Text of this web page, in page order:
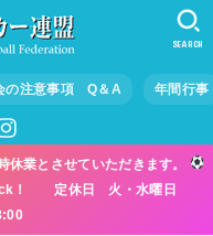
の注意事項 Q＆A 年間行事
SEARCH
業とさせていただきます。
！ 定休日 火・水曜日